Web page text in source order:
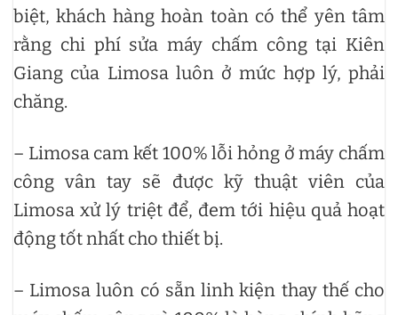
biệt, khách hàng hoàn toàn có thể yên tâm
rằng chi phí sửa máy chấm công tại Kiên
Giang của Limosa luôn ở mức hợp lý, phải
chăng.
– Limosa cam kết 100% lỗi hỏng ở máy chấm
công vân tay sẽ được kỹ thuật viên của
Limosa xử lý triệt để, đem tới hiệu quả hoạt
động tốt nhất cho thiết bị.
– Limosa luôn có sẵn linh kiện thay thế cho